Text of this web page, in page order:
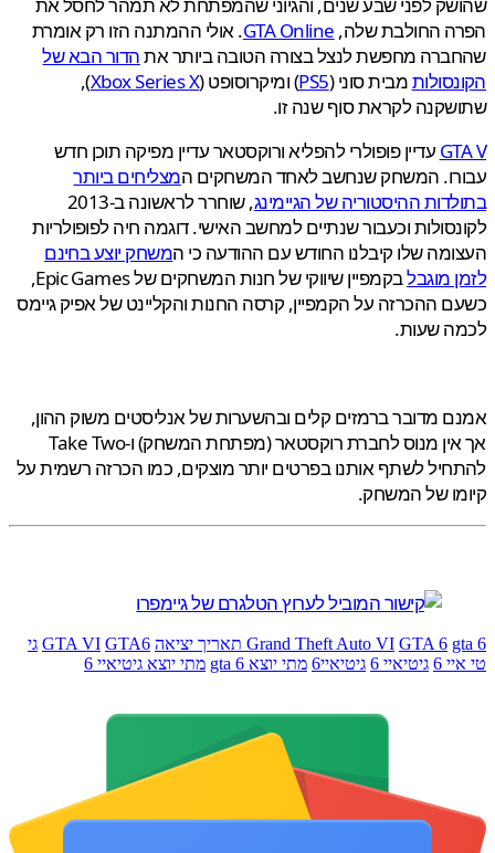
החולבת שלה,GTA Online. אולי ההמתנה הזו רק אומרת
מחפשת לנצל בצורה הטובה ביותר אתהדור הבא של
מבית סוני (PS5) ומיקרוסופט (Xbox Series X
),
לקראת סוף שנה זו.
עדיין פופולרי להפליא ורוקסטאר עדיין מפיקה תוכן חדש
המשחק שנחשב לאחד המשחקים המצליחים ביותר
ההיסטוריה של הגיימינג
, שוחרר לראשונה ב-2013
וכעבור שנתיים למחשב האישי. דוגמה חיה לפופולריות
שלו קיבלנו החודש עם ההודעה כי המשחק יוצע בחינם
מוגבל
בקמפיין שיווקי של חנות המשחקים של Epic Games,
ההכרזה על הקמפיין, קרסה החנות והקליינט של אפיק גיימס
שעות.
מדובר ברמזים קלים ובהשערות של אנליסטים משוק ההון,
אך אין מנוס לחברת רוקסטאר (מפתחת המשחק) ו-Take Two
לשתף אותנו בפרטים יותר מוצקים, כמו הכרזה רשמית על
של המשחק.
Grand Theft Auto VI GTA 6
GTA VI GTA6
גי
6
גיטיאיי 6 גיטיאיי6 מתי יוצא gta 6 מתי יוצא גיטיאיי 6